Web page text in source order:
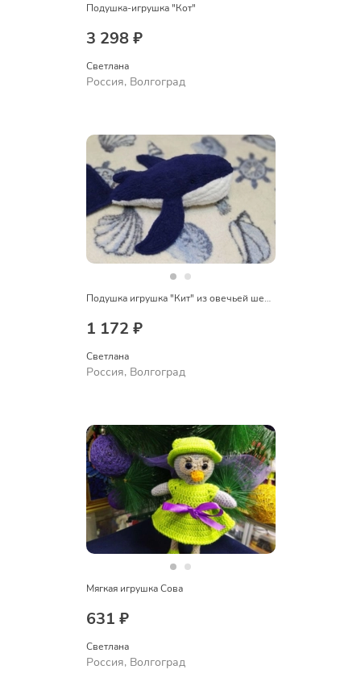
Подушка-игрушка "Кот"
3 298 ₽
Светлана
Россия, Волгоград
Подушка игрушка "Кит" из овечьей шерсти
1 172 ₽
Светлана
Россия, Волгоград
Мягкая игрушка Сова
631 ₽
Светлана
Россия, Волгоград